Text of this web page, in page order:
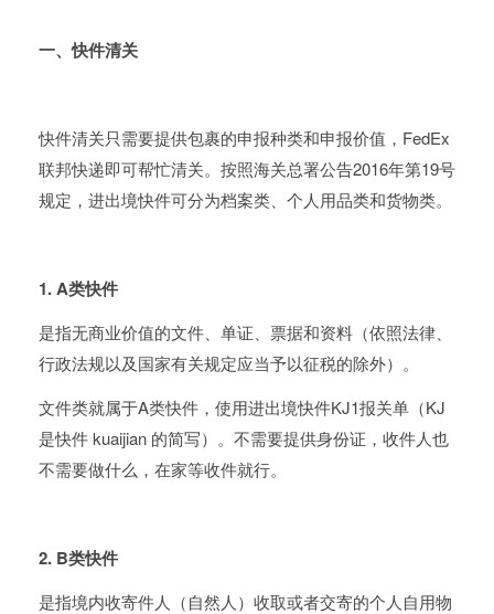
一、快件清关
快件清关只需要提供包裹的申报种类和申报价值，FedEx
联邦快递即可帮忙清关。按照海关总署公告2016年第19号
规定，进出境快件可分为档案类、个人用品类和货物类。
1. A类快件
是指无商业价值的文件、单证、票据和资料（依照法律、
行政法规以及国家有关规定应当予以征税的除外）。
文件类就属于A类快件，使用进出境快件KJ1报关单（KJ
是快件 kuaijian 的简写）。不需要提供身份证，收件人也
不需要做什么，在家等收件就行。
2. B类快件
是指境内收寄件人（自然人）收取或者交寄的个人自用物